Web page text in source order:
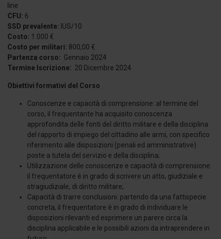
line
CFU: 6
SSD prevalente: IUS/10
Costo: 1.000 €
Costo per militari: 800,00 €
Partenza corso: Gennaio 2024
Termine Iscrizione: 20 Dicembre 2024
Obiettivi formativi del Corso
Conoscenze e capacità di comprensione: al termine del
corso, il frequentante ha acquisito conoscenza
approfondita delle fonti del diritto militare e della disciplina
del rapporto di impiego del cittadino alle armi, con specifico
riferimento alle disposizioni (penali ed amministrative)
poste a tutela del servizio e della disciplina;
Utilizzazione delle conoscenze e capacità di comprensione:
il frequentatore è in grado di scrivere un atto, giudiziale e
stragiudiziale, di diritto militare;
Capacità di trarre conclusioni: partendo da una fattispecie
concreta, il frequentatore è in grado di individuare le
disposizioni rilevanti ed esprimere un parere circa la
disciplina applicabile e le possibili azioni da intraprendere in